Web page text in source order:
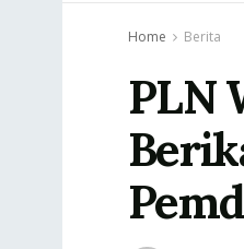
Home Berita
PLN